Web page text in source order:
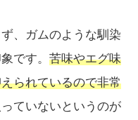
、ガムのような馴染
です。 苦味やエグ味
られているので非常
ていないというのが